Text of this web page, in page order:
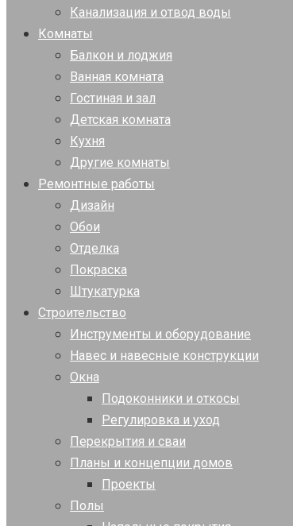
Канализация и отвод воды
Комнаты
Балкон и лоджия
Ванная комната
Гостиная и зал
Детская комната
Кухня
Другие комнаты
Ремонтные работы
Дизайн
Обои
Отделка
Покраска
Штукатурка
Строительство
Инструменты и оборудование
Навес и навесные конструкции
Окна
Подоконники и откосы
Регулировка и уход
Перекрытия и сваи
Планы и концепции домов
Проекты
Полы